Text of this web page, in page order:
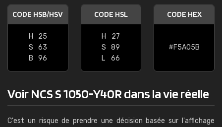
CODE HSB/HSV
H
25
S
63
B
96
CODE HSL
H
27
S
89
L
66
CODE HEX
#F5A05B
Voir NCS S 1050-Y40R dans la vie réelle
C'est un risque de prendre une décision basée sur l'affichage